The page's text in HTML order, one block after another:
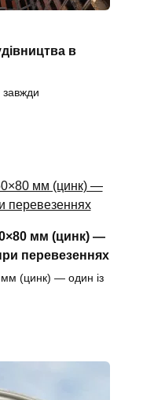
в
мм (цинк) —
перевезеннях
(цинк) — один із